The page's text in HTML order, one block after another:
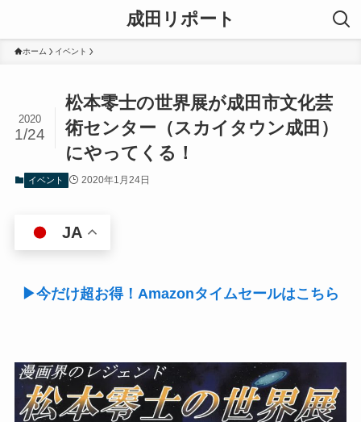
成田リポート
ホーム イベント
松本零士の世界展が成田市文化芸
術センター（スカイタウン成田）
にやってくる！
2020
1/24
イベント 2020年1月24日
JA
▶今だけ超お得！Amazonタイムセールはこちら